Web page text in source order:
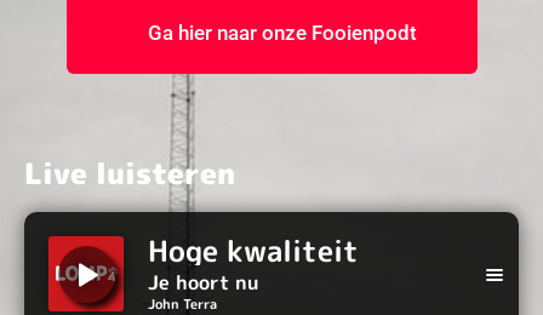
Ga hier naar onze Fooienpodt
Live luisteren
Hoge kwaliteit
Je hoort nu
John Terra